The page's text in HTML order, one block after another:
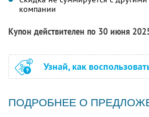
компании
Купон действителен по 30 июня
Узнай, как
ПОДРОБНЕЕ О